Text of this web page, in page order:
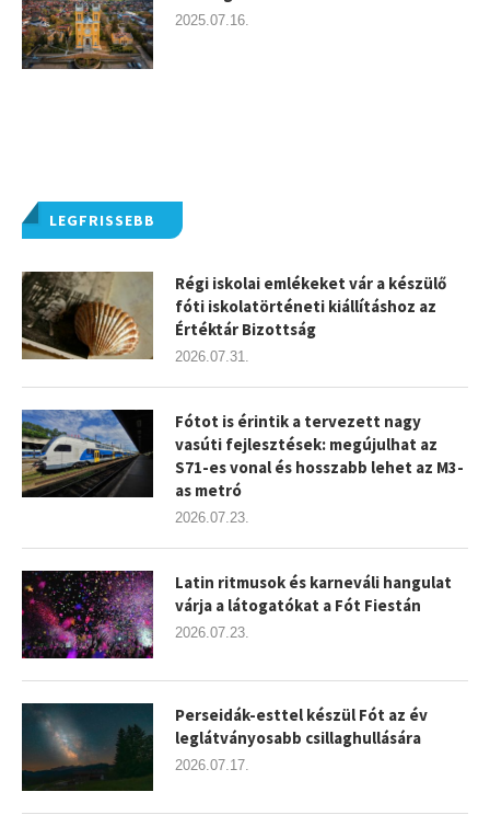
LEGFRISSEBB
Régi iskolai emlékeket vár a készülő
fóti iskolatörténeti kiállításhoz az
Értéktár Bizottság
2026.07.31.
Fótot is érintik a tervezett nagy
vasúti fejlesztések: megújulhat az
S71-es vonal és hosszabb lehet az M3-
as metró
2026.07.23.
Latin ritmusok és karneváli hangulat
várja a látogatókat a Fót Fiestán
2026.07.23.
Perseidák-esttel készül Fót az év
leglátványosabb csillaghullására
2026.07.17.
2025.07.16.